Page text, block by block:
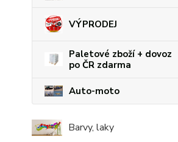
VÝPRODEJ
Paletové zboží + dovoz
po ČR zdarma
Auto-moto
Barvy, laky